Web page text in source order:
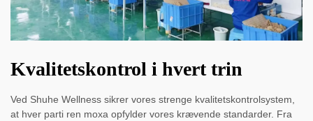
Kvalitetskontrol i hvert trin
Ved Shuhe Wellness sikrer vores strenge kvalitetskontrolsystem,
at hver parti ren moxa opfylder vores krævende standarder. Fra